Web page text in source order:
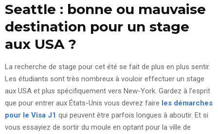
Seattle : bonne ou mauvaise
destination pour un stage
aux USA ?
La recherche de stage pour cet été se fait de plus en plus sentir.
Les étudiants sont très nombreux à vouloir effectuer un stage
aux USA et plus spécifiquement vers New-York. Gardez à l’esprit
que pour entrer aux États-Unis vous devrez faire les démarches
pour le Visa J1 qui peuvent être parfois longues à aboutir. Et si
vous essayiez de sortir du moule en optant pour la ville de